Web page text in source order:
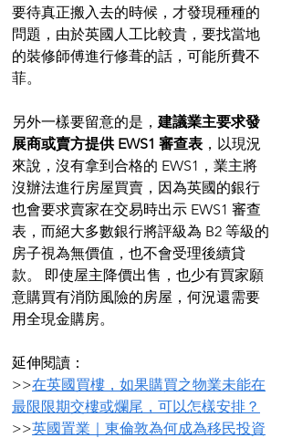
要待真正搬入去的時候，才發現種種的
問題，由於英國人工比較貴，要找當地
的裝修師傅進行修葺的話，可能所費不
菲。
另外一樣要留意的是， 建議業主要求發
展商或賣方提供 EWS1 審查表 ，以現況
來說，沒有拿到合格的 EWS1，業主將
沒辦法進行房屋買賣，因為英國的銀行
也會要求賣家在交易時出示 EWS1 審查
表，而絕大多數銀行將評級為 B2 等級的
房子視為無價值，也不會受理後續貸
款。 即使屋主降價出售，也少有買家願
意購買有消防風險的房屋，何況還需要
用全現金購房。
延伸閱讀：
>>在英國買樓，如果購買之物業未能在
最限限期交樓或爛尾，可以怎樣安排？
>>英國置業｜東倫敦為何成為移民投資